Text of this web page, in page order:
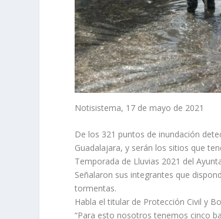
Notisistema, 17 de mayo de 2021
De los 321 puntos de inundación
Guadalajara, y serán los sitios que
Temporada de Lluvias 2021 del
Señalaron sus integrantes que
tormentas.
Habla el titular de Protección Civil y
“Para esto nosotros tenemos cinco